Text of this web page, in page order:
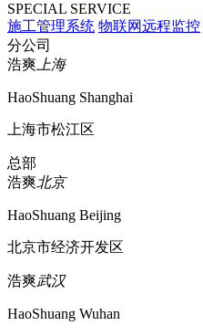
SPECIAL SERVICE
施工管理系统 物联网远程监控
分公司
浩爽上海
HaoShuang Shanghai
上海市松江区
总部
浩爽北京
HaoShuang Beijing
北京市经济开发区
浩爽武汉
HaoShuang Wuhan